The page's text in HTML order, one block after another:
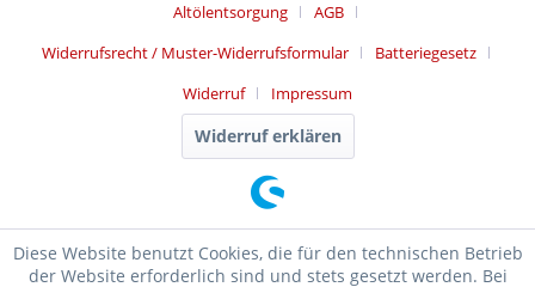
Altölentsorgung
AGB
Widerrufsrecht / Muster-Widerrufsformular
Batteriegesetz
Widerruf
Impressum
Widerruf erklären
Diese Website benutzt Cookies, die für den technischen Betrieb
der Website erforderlich sind und stets gesetzt werden. Bei